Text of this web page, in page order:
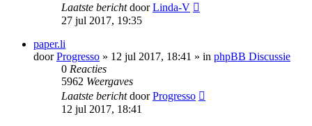
Laatste berichtdoorLinda-V
27 jul 2017, 19:35
paper.li
doorProgresso » 12 jul 2017, 18:41 » in phpBB Discussie
0 Reacties
5962 Weergaves
Laatste berichtdoorProgresso
12 jul 2017, 18:41